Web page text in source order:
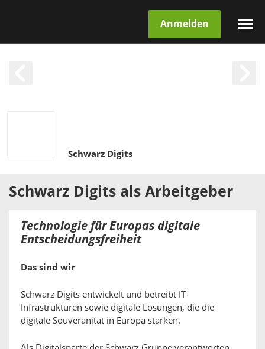
Anmelden
Schwarz Digits
Schwarz Digits als Arbeitgeber
Technologie für Europas digitale
Entscheidungsfreiheit
Das sind wir
Schwarz Digits entwickelt und betreibt IT-
Infrastrukturen sowie digitale Lösungen, die die
digitale Souveränität in Europa stärken.